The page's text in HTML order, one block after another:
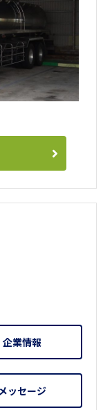
ちいただけたな
んのご応募を心よ
企業情報
ッセージ